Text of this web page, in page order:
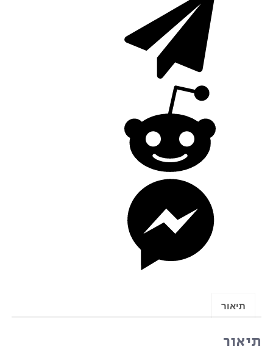
תיאור
תיאור